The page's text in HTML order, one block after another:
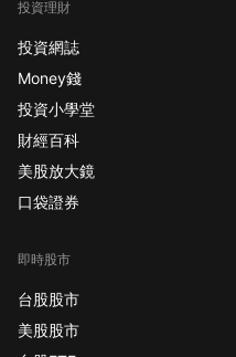
投資理財
投資網誌
Money錢
投資小學堂
財經百科
美股放大鏡
口袋證券
即時股市
台股股市
美股股市